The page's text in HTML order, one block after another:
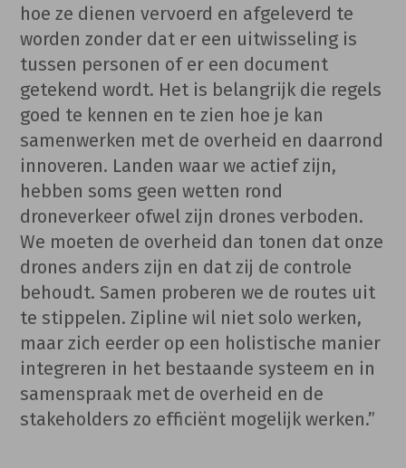
hoe ze dienen vervoerd en afgeleverd te
worden zonder dat er een uitwisseling is
tussen personen of er een document
getekend wordt. Het is belangrijk die regels
goed te kennen en te zien hoe je kan
samenwerken met de overheid en daarrond
innoveren. Landen waar we actief zijn,
hebben soms geen wetten rond
droneverkeer ofwel zijn drones verboden.
We moeten de overheid dan tonen dat onze
drones anders zijn en dat zij de controle
behoudt. Samen proberen we de routes uit
te stippelen. Zipline wil niet solo werken,
maar zich eerder op een holistische manier
integreren in het bestaande systeem en in
samenspraak met de overheid en de
stakeholders zo efficiënt mogelijk werken.”